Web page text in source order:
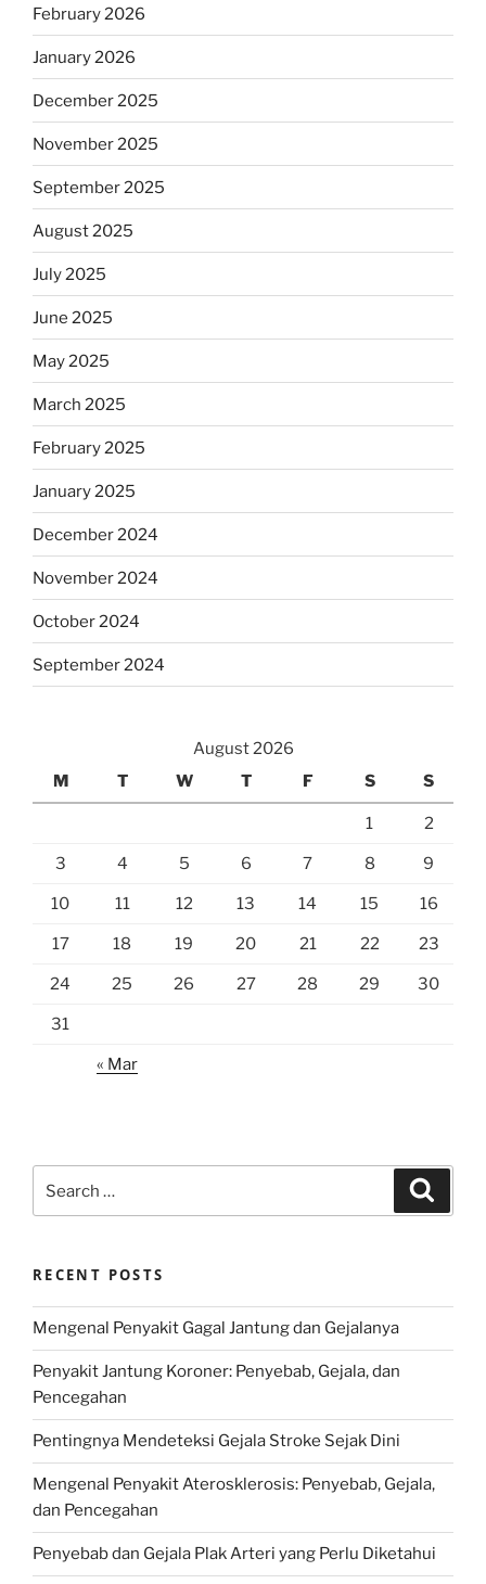
February 2026
January 2026
December 2025
November 2025
September 2025
August 2025
July 2025
June 2025
May 2025
March 2025
February 2025
January 2025
December 2024
November 2024
October 2024
September 2024
August 2026
M
T W T F S S
1 2
3 4 5 6 7 8 9
10 11 12 13 14 15 16
17 18 19 20 21 22 23
24 25 26 27 28 29 30
31
« Mar
for:
RECENT POSTS
Mengenal Penyakit Gagal Jantung dan Gejalanya
Penyakit Jantung Koroner: Penyebab, Gejala, dan
Pencegahan
Pentingnya Mendeteksi Gejala Stroke Sejak Dini
Mengenal Penyakit Aterosklerosis: Penyebab, Gejala,
dan Pencegahan
Penyebab dan Gejala Plak Arteri yang Perlu Diketahui